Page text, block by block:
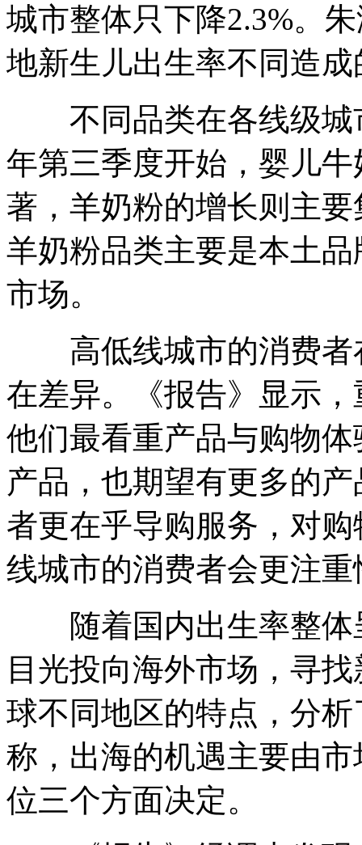
城市整体只下降2.3%。
地新生儿出生率不同造
不同品类在各线级城
年第三季度开始，婴儿
著，羊奶粉的增长则主
羊奶粉品类主要是本土
市场。
高低线城市的消费者
在差异。《报告》显示
他们最看重产品与购物
产品，也期望有更多的
者更在乎导购服务，对
线城市的消费者会更注
随着国内出生率整体
目光投向海外市场，寻
球不同地区的特点，分
称，出海的机遇主要由
位三个方面决定。